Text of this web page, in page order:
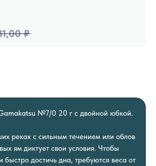
₽
№7/0 20 г с двойной юбкой.
реках с сильным течением или облов
ям диктует свои условия. Чтобы
быстро достичь дна, требуются веса от